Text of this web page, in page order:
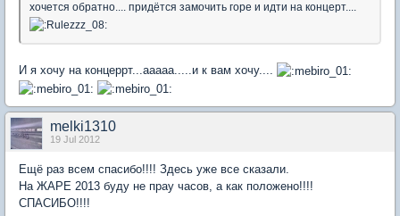
хочется обратно.... придётся замочить горе и идти на концерт....
И я хочу на концеррт...ааааа.....и к вам хочу....
melki1310
19 Jul 2012
Ещё раз всем спасибо!!!! Здесь уже все сказали.
На ЖАРЕ 2013 буду не прау часов, а как положено!!!!
СПАСИБО!!!!